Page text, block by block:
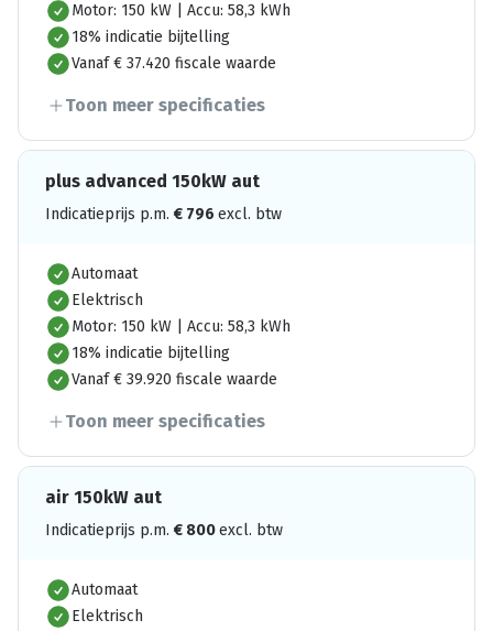
Motor: 150 kW | Accu: 58,3 kWh
18% indicatie bijtelling
Vanaf € 37.420 fiscale waarde
Toon meer specificaties
plus advanced 150kW aut
Indicatieprijs p.m. € 796 excl. btw
Automaat
Elektrisch
Motor: 150 kW | Accu: 58,3 kWh
18% indicatie bijtelling
Vanaf € 39.920 fiscale waarde
Toon meer specificaties
air 150kW aut
Indicatieprijs p.m. € 800excl. btw
Automaat
Elektrisch